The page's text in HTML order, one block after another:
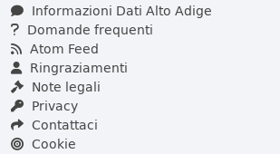
Informazioni Dati Alto Adige
Domande frequenti
Atom Feed
Ringraziamenti
Note legali
Privacy
Contattaci
Cookie